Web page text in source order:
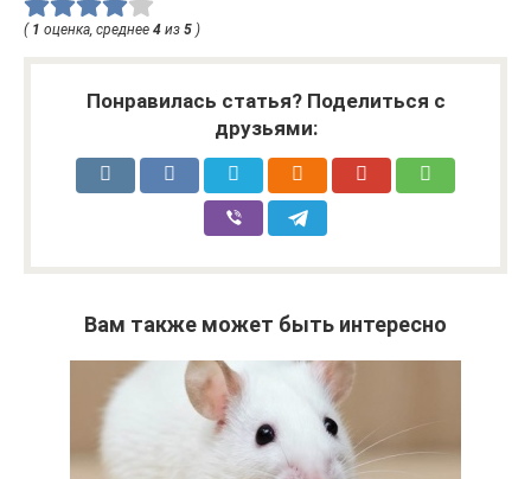
( 1 оценка, среднее 4 из 5 )
Понравилась статья? Поделиться с
друзьями:
Вам также может быть интересно